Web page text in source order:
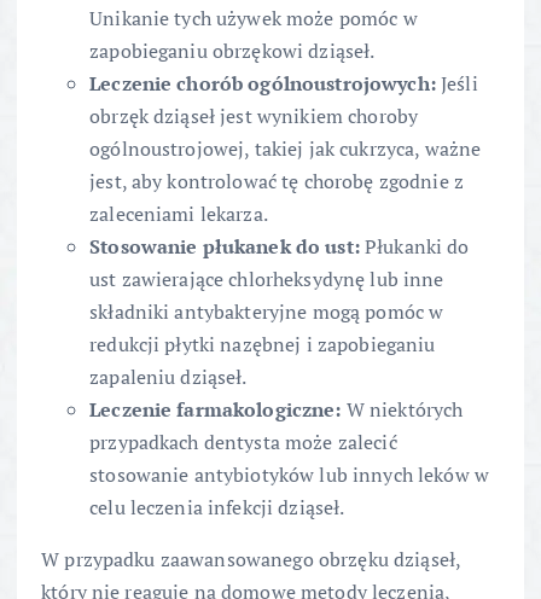
Unikanie tych używek może pomóc w
zapobieganiu obrzękowi dziąseł.
Leczenie chorób ogólnoustrojowych:Jeśli
obrzęk dziąseł jest wynikiem choroby
ogólnoustrojowej, takiej jak cukrzyca, ważne
jest, aby kontrolować tę chorobę zgodnie z
zaleceniami lekarza.
Stosowanie płukanek do ust:Płukanki do
ust zawierające chlorheksydynę lub inne
składniki antybakteryjne mogą pomóc w
redukcji płytki nazębnej i zapobieganiu
zapaleniu dziąseł.
Leczenie farmakologiczne: W niektórych
przypadkach dentysta może zalecić
stosowanie antybiotyków lub innych leków w
celu leczenia infekcji dziąseł.
W przypadku zaawansowanego obrzęku dziąseł,
który nie reaguje na domowe metody leczenia,